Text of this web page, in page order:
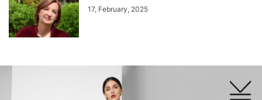
17, February, 2025